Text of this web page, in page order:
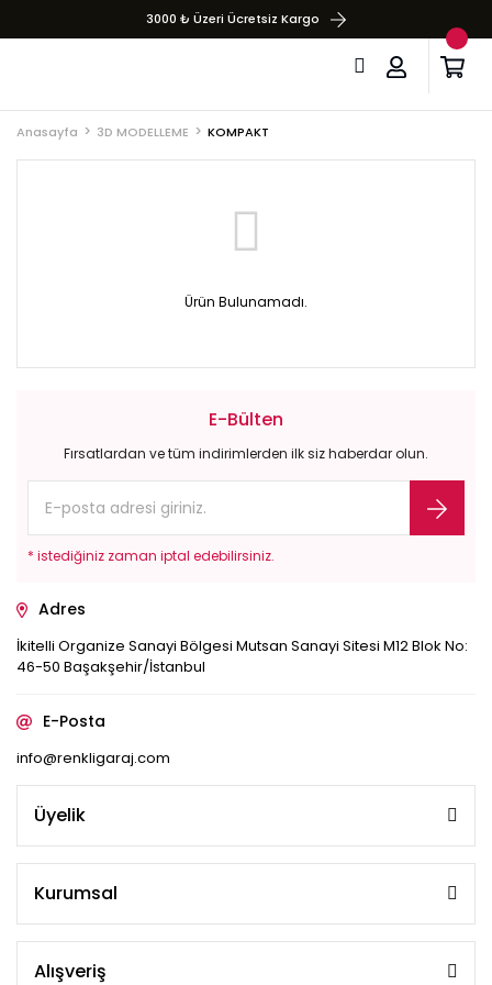
3000 ₺ Üzeri Ücretsiz Kargo
Anasayfa 3D MODELLEME KOMPAKT
Ürün Bulunamadı.
E-Bülten
Fırsatlardan ve tüm indirimlerden ilk siz haberdar olun.
* istediğiniz zaman iptal edebilirsiniz.
Adres
İkitelli Organize Sanayi Bölgesi Mutsan Sanayi Sitesi M12 Blok No:
46-50 Başakşehir/İstanbul
E-Posta
info@renkligaraj.com
Üyelik
Kurumsal
Alışveriş